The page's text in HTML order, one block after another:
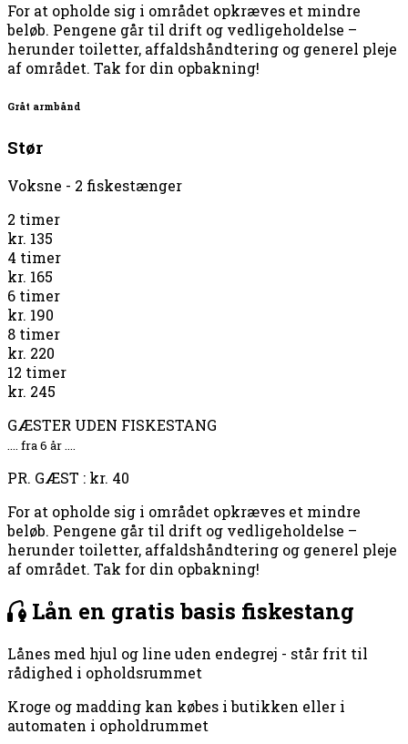
For at opholde sig i området opkræves et mindre
beløb. Pengene går til drift og vedligeholdelse –
herunder toiletter, affaldshåndtering og generel pleje
af området. Tak for din opbakning!
Gråt armbånd
Stør
Voksne - 2 fiskestænger
2 timer
kr. 135
4 timer
kr. 165
6 timer
kr. 190
8 timer
kr. 220
12 timer
kr. 245
GÆSTER UDEN FISKESTANG
.... fra 6 år ....
PR. GÆST : kr. 40
For at opholde sig i området opkræves et mindre
beløb. Pengene går til drift og vedligeholdelse –
herunder toiletter, affaldshåndtering og generel pleje
af området. Tak for din opbakning!
Lån en gratis basis fiskestang
Lånes med hjul og line uden endegrej - står frit til
rådighed i opholdsrummet
Kroge og madding kan købes i butikken eller i
automaten i opholdrummet